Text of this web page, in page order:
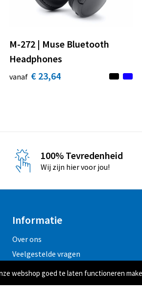
M-272 | Muse Bluetooth
Headphones
vanaf € 23,64
100% Tevredenheid
Wij zijn hier voor jou!
Informatie
Over ons
Veelgestelde vragen
webshop goed te laten functioneren